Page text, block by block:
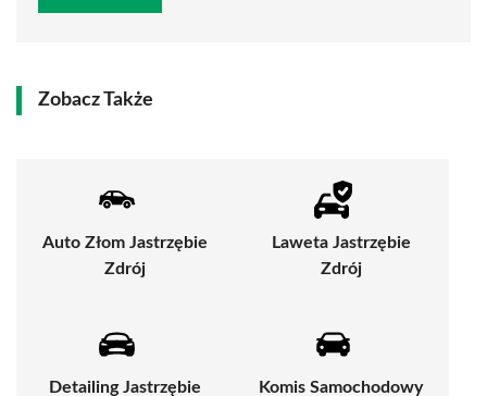
Zobacz Także
Auto Złom Jastrzębie
Zdrój
Laweta Jastrzębie
Zdrój
Detailing Jastrzębie
Komis Samochodowy